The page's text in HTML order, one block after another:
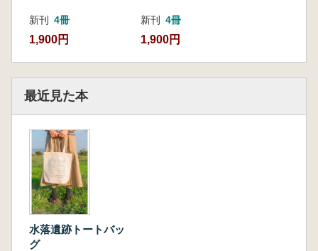
新刊 4冊
1,900円
新刊 4冊
1,900円
最近見た本
水落遺跡トートバッ
グ